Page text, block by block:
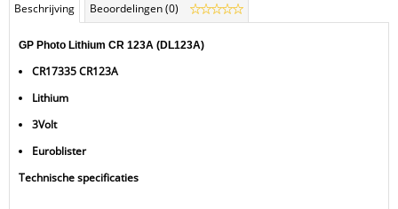
Beschrijving Beoordelingen (0)
GP Photo Lithium CR 123A (DL123A)
CR17335 CR123A
Lithium
3Volt
Euroblister
Technische specificaties